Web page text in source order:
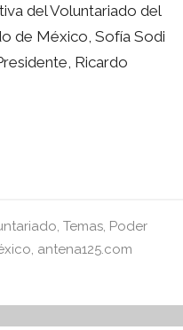
r
S
í
I
n
del Voluntariado del
de México, Sofía Sodi
Ricardo
, Temas, Poder
, antena125.com